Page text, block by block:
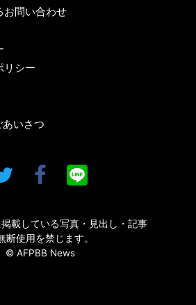
お問い合わせ
リシー
いさつ
載している写真・見出し・記事
断使用を禁じます。
© AFPBB News